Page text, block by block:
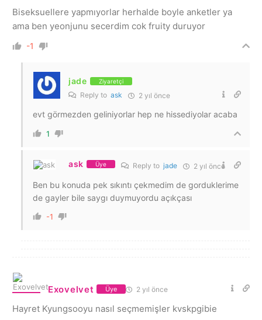
Biseksuellere yapmıyorlar herhalde boyle anketler ya
ama ben yeonjunu secerdim cok fruity duruyor
-1
jade Ziyaretçi
Reply to ask 2 yıl önce
evt görmezden geliniyorlar hep ne hissediyolar acaba
1
ask Üye Reply tojade 2 yıl önce
Ben bu konuda pek sıkıntı çekmedim de gorduklerime
de gayler bile saygı duymuyordu açıkçası
-1
Exovelvet Üye 2 yıl önce
Hayret Kyungsooyu nasıl seçmemişler kvskpgibie